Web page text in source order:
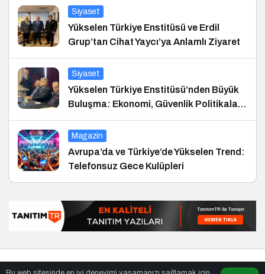
Siyaset
Yükselen Türkiye Enstitüsü ve Erdil
Grup’tan Cihat Yaycı’ya Anlamlı Ziyaret
Siyaset
Yükselen Türkiye Enstitüsü’nden Büyük
Buluşma: Ekonomi, Güvenlik Politikaları
ve Hukuk Konferansı
Magazin
Avrupa’da ve Türkiye’de Yükselen Trend:
Telefonsuz Gece Kulüpleri
en iyiler